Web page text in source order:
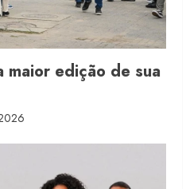
edição de sua